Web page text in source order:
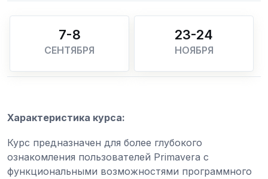
7-8
СЕНТЯБРЯ
23-24
НОЯБРЯ
Характеристика курса:
Курс предназначен для более глубокого
ознакомления пользователей Primavera с
функциональными возможностями программного